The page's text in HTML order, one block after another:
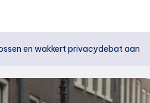
en wakkert privacydebat aan